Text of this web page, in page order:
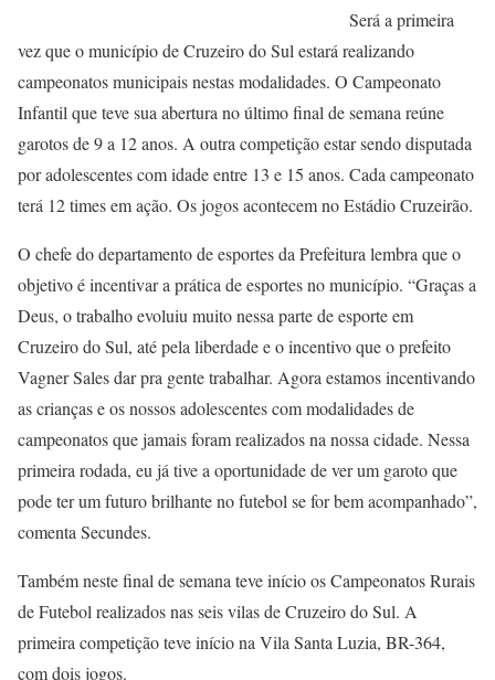
Será a primeira
vez que o município de Cruzeiro do Sul estará realizando
campeonatos municipais nestas modalidades. O Campeonato
Infantil que teve sua abertura no último final de semana reúne
garotos de 9 a 12 anos. A outra competição estar sendo disputada
por adolescentes com idade entre 13 e 15 anos. Cada campeonato
terá 12 times em ação. Os jogos acontecem no Estádio Cruzeirão.
O chefe do departamento de esportes da Prefeitura lembra que o
objetivo é incentivar a prática de esportes no município. “Graças a
Deus, o trabalho evoluiu muito nessa parte de esporte em
Cruzeiro do Sul, até pela liberdade e o incentivo que o prefeito
Vagner Sales dar pra gente trabalhar. Agora estamos incentivando
as crianças e os nossos adolescentes com modalidades de
campeonatos que jamais foram realizados na nossa cidade. Nessa
primeira rodada, eu já tive a oportunidade de ver um garoto que
pode ter um futuro brilhante no futebol se for bem acompanhado”,
comenta Secundes.
Também neste final de semana teve início os Campeonatos Rurais
de Futebol realizados nas seis vilas de Cruzeiro do Sul. A
primeira competição teve início na Vila Santa Luzia, BR-364,
com dois jogos.